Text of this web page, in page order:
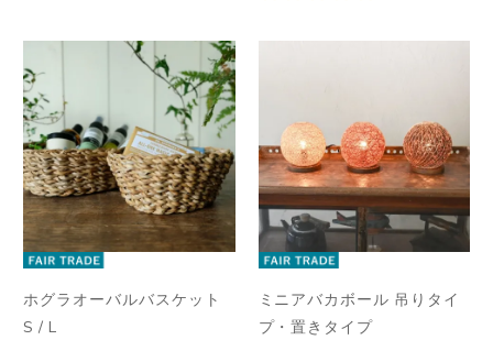
ホグラオーバルバスケット
S / L
ミニアバカボール 吊りタイ
プ・置きタイプ